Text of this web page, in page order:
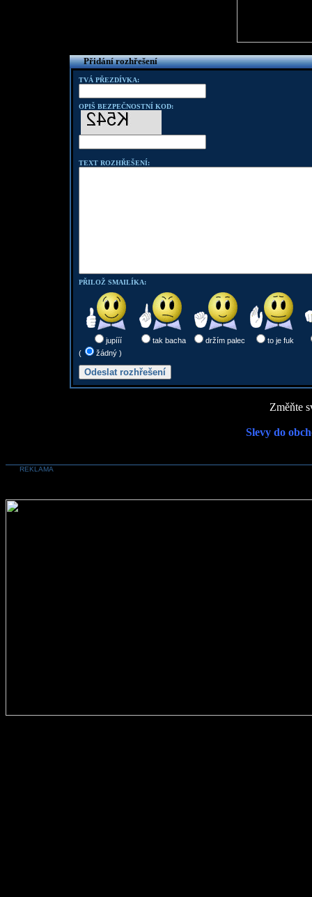
Přidání rozhřešení
TVÁ PŘEZDÍVKA:
OPIŠ BEZPEČNOSTNÍ KOD:
TEXT ROZHŘEŠENÍ:
PŘILOŽ SMAILÍKA:
jupííí tak bacha držím palec
to je fuk
(
žádný )
Změňte
Slevy do
REKLAMA